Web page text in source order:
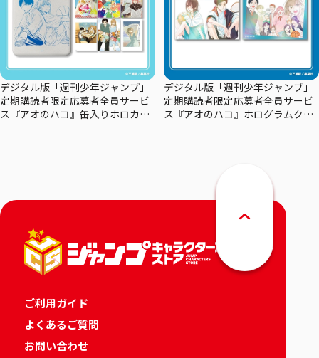
デジタル版「週刊少年ジャンプ」
定期購読者限定応募者全員サービ
ス『アオのハコ』缶入りホロカー
デジタル版「週刊少年ジャンプ」
定期購読者限定応募者全員サービ
ス『アオのハコ』ホログラムクリ
ご利用ガイド
よくあるご質問
お問い合わせ